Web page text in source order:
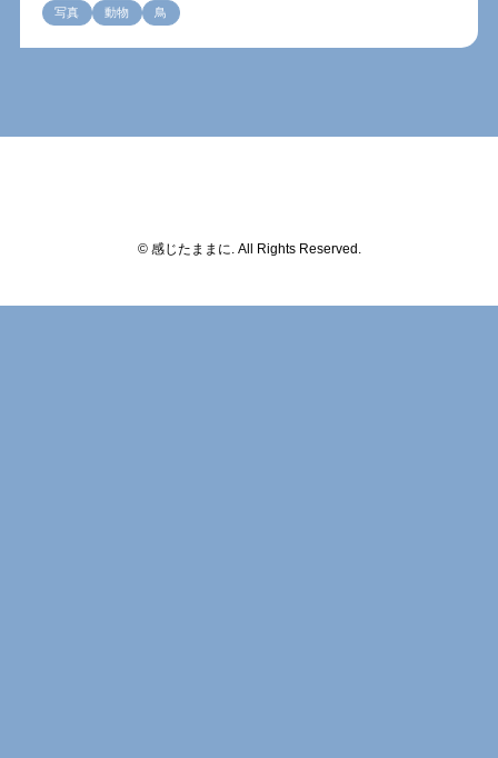
写真 動物 鳥
© 感じたままに. All Rights Reserved.